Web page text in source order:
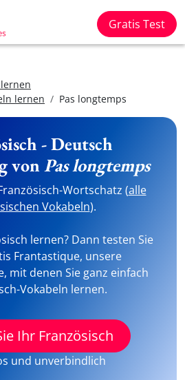
Gratis Test
lernen
Pas longtemps
- Deutsch
vonPas longtemps
Wortschatz (alle
Vokabeln).
lernen? Dann testen Sie
Frantastique, unsere
mit denen Sie ganz einfach
Vokabeln lernen.
Ihr Französisch
und unverbindlich